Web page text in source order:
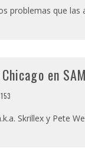
problemas que
en
153
Skrillex y Pete